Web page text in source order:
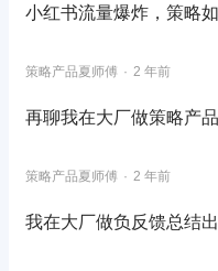
小红书流量爆炸，策略
策略产品夏师傅 2 年前
再聊我在大厂做策略产
策略产品夏师傅 2 年前
我在大厂做负反馈总结